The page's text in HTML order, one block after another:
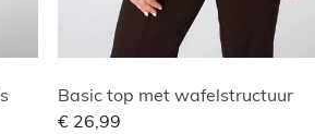
Basic top met wafelstructuur
€ 26,99